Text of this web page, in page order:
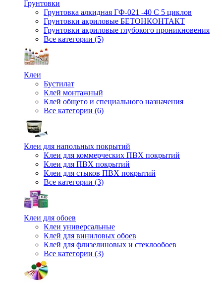
Грунтовки
Грунтовка алкидная ГФ-021 -40 С 5 циклов
Грунтовки акриловые БЕТОНКОНТАКТ
Грунтовки акриловые глубокого проникновения
Все категории (5)
Клеи
Бустилат
Клей монтажный
Клей общего и специального назначения
Все категории (6)
Клеи для напольных покрытий
Клеи для коммерческих ПВХ покрытий
Клеи для ПВХ покрытий
Клеи для стыков ПВХ покрытий
Все категории (3)
Клеи для обоев
Клеи универсальные
Клей для виниловых обоев
Клей для флизелиновых и стеклообоев
Все категории (3)